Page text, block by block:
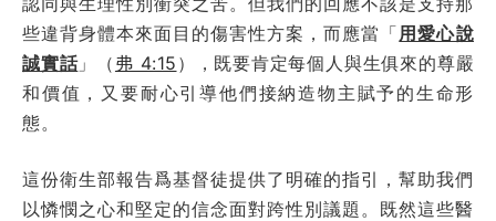
些違背身體本來面目的傷害性方案，而應當「 用愛心說
誠實話」（ 弗 4:15 ），既要肯定每個人與生俱來的尊嚴
和價值，又要耐心引導他們接納造物主賦予的生命形
態。
這份衛生部報告爲基督徒提供了明確的指引，幫助我們
以憐憫之心和堅定的信念面對跨性別議題。既然這些醫